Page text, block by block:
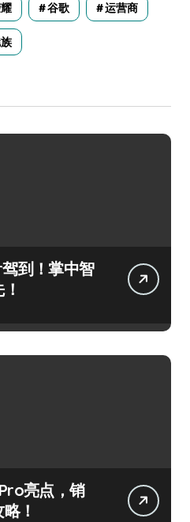
谷歌 运营商
到！掌中智
亮点，销
！